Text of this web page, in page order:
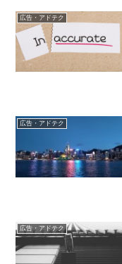
広告・アドテク
広告・アドテク
広告・アドテク